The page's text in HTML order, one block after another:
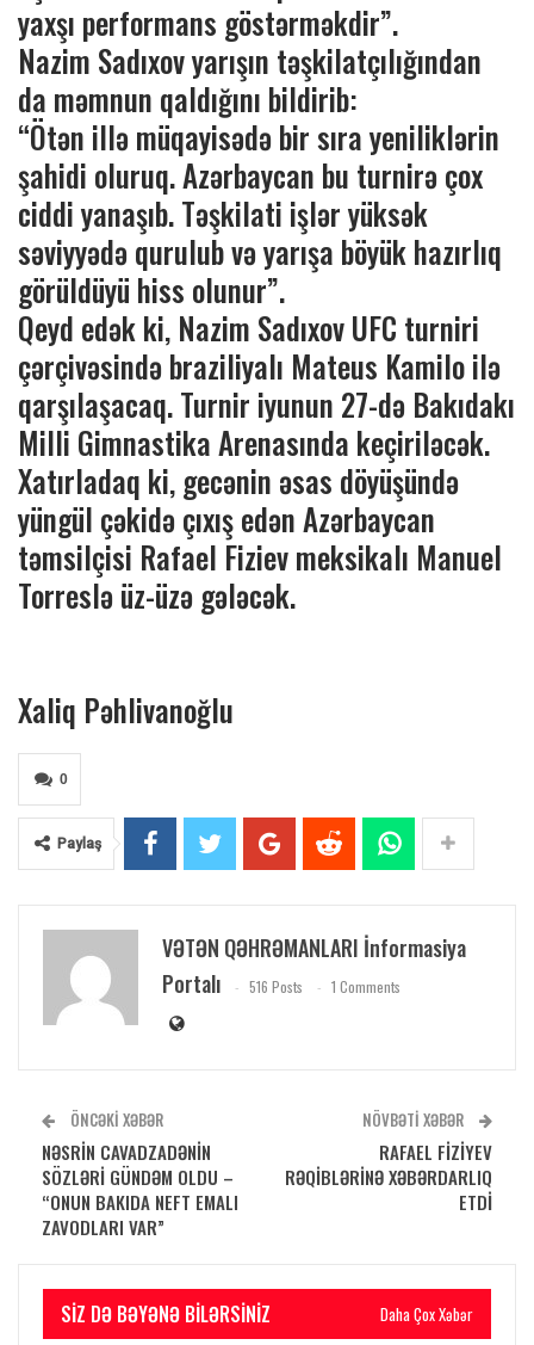
yaxşı performans göstərməkdir”.
Nazim Sadıxov yarışın təşkilatçılığından
da məmnun qaldığını bildirib:
“Ötən illə müqayisədə bir sıra yeniliklərin
şahidi oluruq. Azərbaycan bu turnirə çox
ciddi yanaşıb. Təşkilati işlər yüksək
səviyyədə qurulub və yarışa böyük hazırlıq
görüldüyü hiss olunur”.
Qeyd edək ki, Nazim Sadıxov UFC turniri
çərçivəsində braziliyalı Mateus Kamilo ilə
qarşılaşacaq. Turnir iyunun 27-də Bakıdakı
Milli Gimnastika Arenasında keçiriləcək.
Xatırladaq ki, gecənin əsas döyüşündə
yüngül çəkidə çıxış edən Azərbaycan
təmsilçisi Rafael Fiziev meksikalı Manuel
Torreslə üz-üzə gələcək.
Xaliq Pəhlivanoğlu
0
Paylaş
VƏTƏN QƏHRƏMANLARI İnformasiya
Portalı
516 Posts 1 Comments
ÖNCƏKI XƏBƏR
NƏSRİN CAVADZADƏNİN
SÖZLƏRİ GÜNDƏM OLDU –
“ONUN BAKIDA NEFT EMALI
ZAVODLARI VAR”
NÖVBƏTI XƏBƏR
RAFAEL FİZİYEV
RƏQİBLƏRİNƏ XƏBƏRDARLIQ
ETDİ
SIZ DƏ BƏYƏNƏ BILƏRSINIZ Daha Çox Xəbər